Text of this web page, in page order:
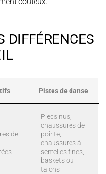
DIFFÉRENCES
Pistes de danse
de
Pieds nus,
chaussures de
pointe,
chaussures à
semelles fines,
baskets ou
talons